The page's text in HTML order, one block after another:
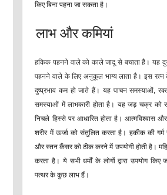
किए बिना पहना जा सकता है।
लाभ और कमियां
हकिक पहनने वाले को काले जादू से बचाता है। यह
पहनने वाले के लिए अनुकूल भाग्य लाता है। इस
दुष्प्रभाव कम हो जाते हैं। यह पाचन समस्याओं,
समस्याओं में लाभकारी होता है। यह जड़ चक्र को
निचले हिस्से पर आधारित होता है। आत्मविश्वास
शरीर में ऊर्जा को संतुलित करता है। हकीक की गर्म
और स्तन कैंसर को ठीक करने में उपयोगी होती है।
करता है। ये सभी धर्मों के लोगों द्वारा उपयोग किए
पत्थर के कुछ लाभ हैं।